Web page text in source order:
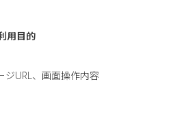
用目的
ジURL、画面操作内容